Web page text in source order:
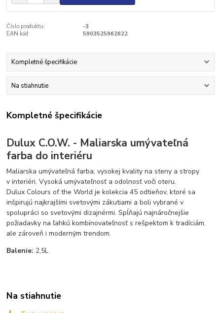
Číslo produktu:
-3
EAN kód:
5903525962622
Kompletné špecifikácie
Na stiahnutie
Kompletné špecifikácie
Dulux C.O.W. - Maliarska umývateľná
farba do interiéru
Maliarska umývateľná farba, vysokej kvality na steny a stropy
v interiéri. Vysoká umývateľnosť a odolnosť voči oteru.
Dulux Colours of the World je kolekcia 45 odtieňov, ktoré sa
inšpirujú najkrajšími svetovými zákutiami a boli vybrané v
spolupráci so svetovými dizajnérmi. Spĺňajú najnáročnejšie
požiadavky na ľahkú kombinovateľnosť s rešpektom k tradíciám,
ale zároveň i moderným trendom.
Balenie: 2,5L
Na stiahnutie